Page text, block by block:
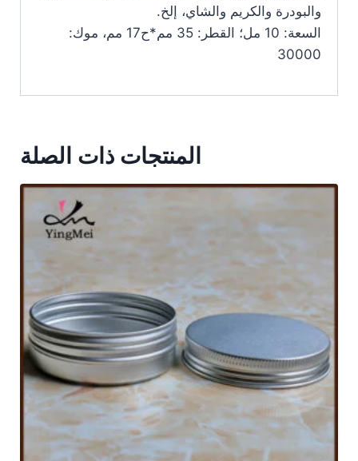
والبودرة والكريم والشاي، إلخ.
السعة: 10 مل؛ القطر: 35 مم*ح17 مم، موك:
30000
المنتجات ذات الصلة